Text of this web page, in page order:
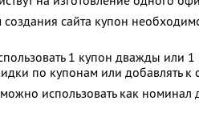
сайта купон
1 купон дважды или 1
по купонам или добавлять к
использовать как номинал